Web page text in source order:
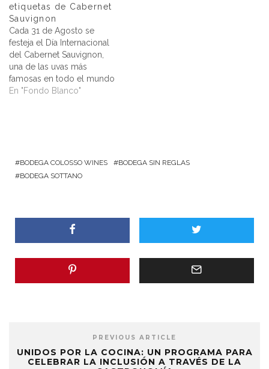
etiquetas de Cabernet
Sauvignon
Cada 31 de Agosto se
festeja el Día Internacional
del Cabernet Sauvignon,
una de las uvas más
famosas en todo el mundo
por su gran adaptabilidad
Una variedad originaria de
Francia, más…
En "Fondo Blanco"
BODEGA COLOSSO WINES
BODEGA SIN REGLAS
BODEGA SOTTANO
PREVIOUS ARTICLE
UNIDOS POR LA COCINA: UN PROGRAMA PARA
CELEBRAR LA INCLUSIÓN A TRAVÉS DE LA